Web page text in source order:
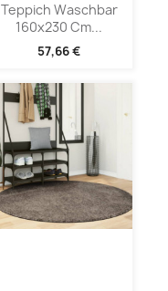
Teppich Waschbar
160x230 Cm...
57,66 €